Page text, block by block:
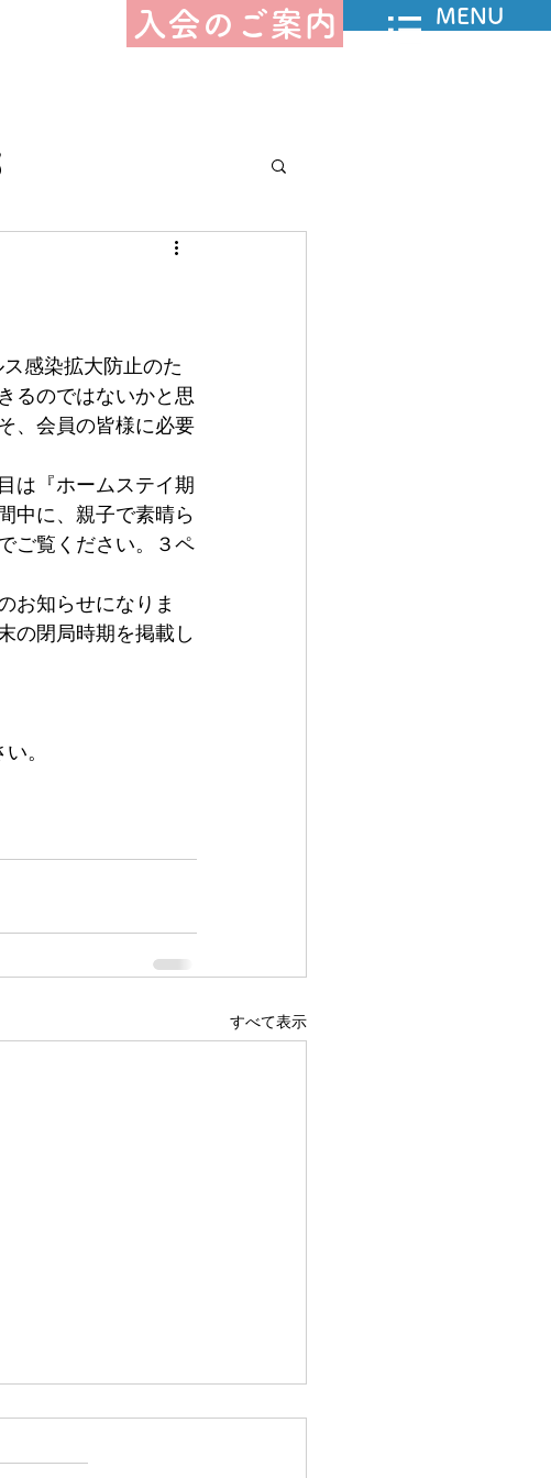
入会のご案内 MENU
報告－授産部
んジャー
受け入れたか
感染拡大防止のた
るのではないかと思
、会員の皆様に必要
は『ホームステイ期
中に、親子で素晴ら
ご覧ください。３ペ
お知らせになりま
の閉局時期を掲載し
。
すべて表示